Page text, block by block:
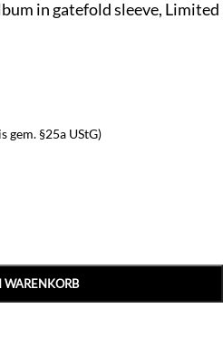
in gatefold sleeve, Limited
gem. §25a UStG)
WARENKORB